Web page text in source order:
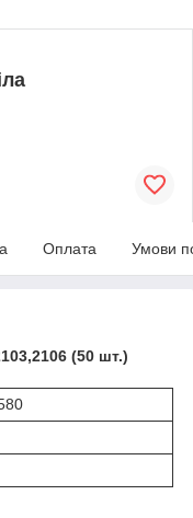
Оплата Умови
(50 шт.)